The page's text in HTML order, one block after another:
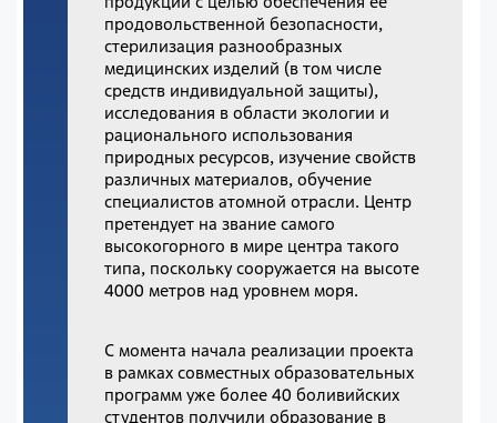
продовольственной безопасности,
стерилизация разнообразных
медицинских изделий (в том числе
средств индивидуальной защиты),
исследования в области экологии и
рационального использования
природных ресурсов, изучение свойств
различных материалов, обучение
специалистов атомной отрасли. Центр
претендует на звание самого
высокогорного в мире центра такого
типа, поскольку сооружается на высоте
4000 метров над уровнем моря.
С момента начала реализации проекта
в рамках совместных образовательных
программ уже более 40 боливийских
студентов получили образование в